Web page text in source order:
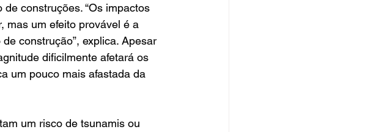
construções. “Os impactos
mas um efeito provável é a
construção”, explica. Apesar
dificilmente afetará os
um pouco mais afastada da
um risco de tsunamis ou